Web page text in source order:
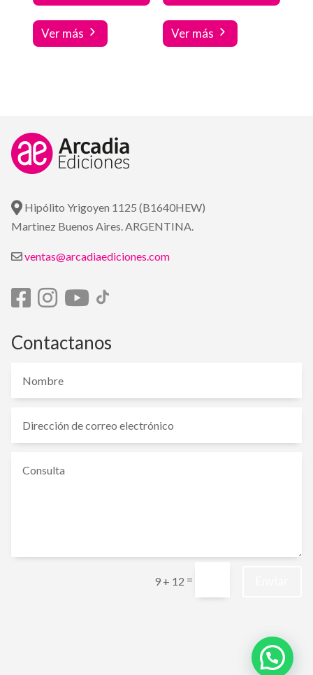
Ver más Ver más
Hipólito Yrigoyen 1125 (B1640HEW)
Martinez Buenos Aires. ARGENTINA.
ventas@arcadiaediciones.com
Contactanos
9 + 12 =